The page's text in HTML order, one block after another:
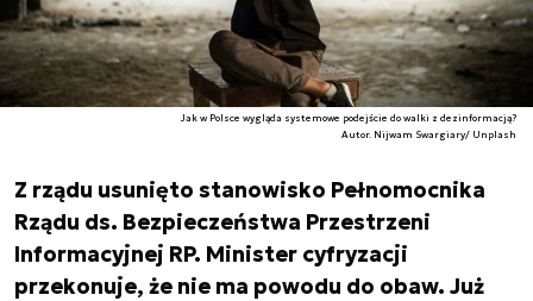
Jak w Polsce wygląda systemowe podejście do walki z dezinformacją?
Autor. Nijwam Swargiary/ Unplash
Z rządu usunięto stanowisko Pełnomocnika
Rządu ds. Bezpieczeństwa Przestrzeni
Informacyjnej RP. Minister cyfryzacji
przekonuje, że nie ma powodu do obaw. Już